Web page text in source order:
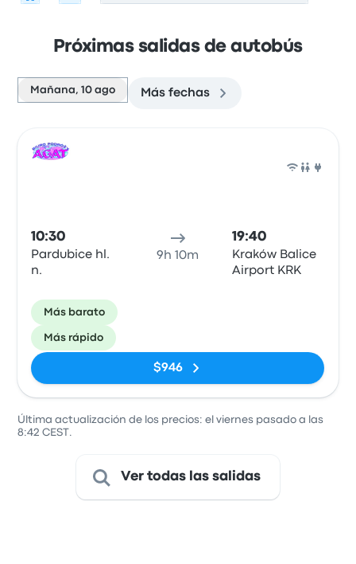
Próximas salidas de autobús
Mañana, 10 ago Más fechas
10:30
Pardubice hl.
n.
9h 10m
19:40
Kraków Balice
Airport KRK
Más barato
Más rápido
$946
Última actualización de los precios: el viernes pasado a las
8:42 CEST.
Ver todas las salidas